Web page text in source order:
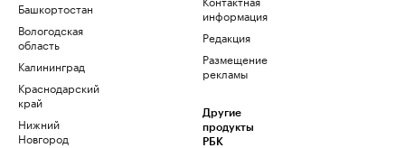
Башкортостан
Вологодская
область
Калининград
Краснодарский
край
Нижний
Новгород
информация
Редакция
Размещение
рекламы
Другие
продукты
РБК